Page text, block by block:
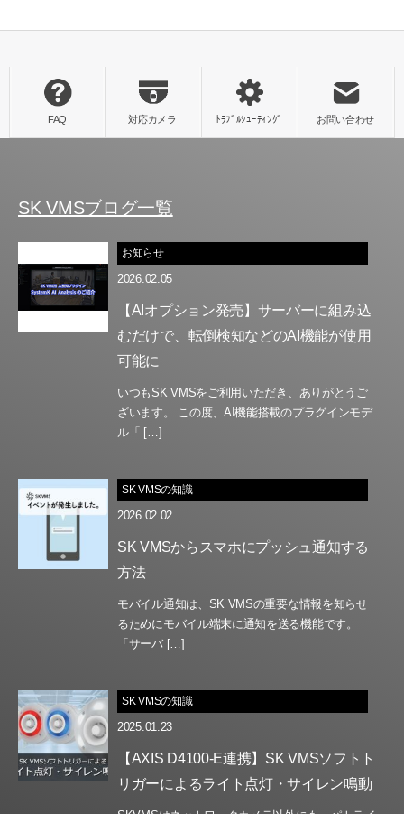
SK VMSブログ一覧
お知らせ
2026.02.05
【AIオプション発売】サーバーに組み込
むだけで、転倒検知などのAI機能が使用
可能に
いつもSK VMSをご利用いただき、ありがとうご
ざいます。 この度、AI機能搭載のプラグインモデ
ル「 […]
SK VMSの知識
2026.02.02
SK VMSからスマホにプッシュ通知する
方法
モバイル通知は、SK VMSの重要な情報を知らせ
るためにモバイル端末に通知を送る機能です。
「サーバ […]
SK VMSの知識
2025.01.23
【AXIS D4100-E連携】SK VMSソフトト
リガーによるライト点灯・サイレン鳴動